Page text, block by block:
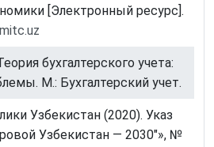
[Электронный ресурс].
бухгалтерского учета:
М.: Бухгалтерский учет.
Узбекистан (2020). Указ
Узбекистан — 2030"», №